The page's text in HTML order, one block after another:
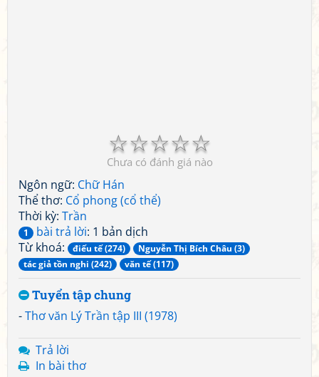
☆
☆
☆
☆
☆
Chưa có đánh giá nào
Ngôn ngữ: Chữ Hán
Thể thơ: Cổ phong (cổ thể)
Thời kỳ: Trần
1 bài trả lời: 1 bản dịch
Từ khoá:
điếu tế (274)
Nguyễn Thị Bích Châu (3)
tác giả tồn nghi (242)
văn tế (117)
Tuyển tập chung
-Thơ văn Lý Trần tập III (1978)
Trả lời
In bài thơ